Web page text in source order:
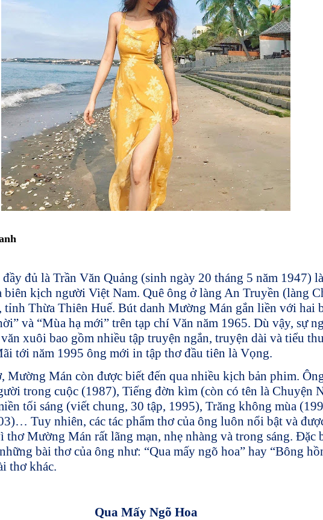
đủ là Trần Văn Quảng (sinh ngày 20 tháng 5 năm 1947)
biên kịch người Việt Nam. Quê ông ở làng An Truyền (làng
tỉnh Thừa Thiên Huế. Bút danh Mường Mán gắn liền với hai
và “Mùa hạ mới” trên tạp chí Văn năm 1965. Dù vậy, sự
xuôi bao gồm nhiều tập truyện ngắn, truyện dài và tiểu
tới năm 1995 ông mới in tập thơ đầu tiên là Vọng.
Mường Mán còn được biết đến qua nhiều kịch bản phim.
trong cuộc (1987), Tiếng đờn kìm (còn có tên là Chuyện
tối sáng (viết chung, 30 tập, 1995), Trăng không mùa
Tuy nhiên, các tác phẩm thơ của ông luôn nổi bật và
thơ Mường Mán rất lãng mạn, nhẹ nhàng và trong sáng. Đặc
bài thơ của ông như: “Qua mấy ngõ hoa” hay “Bông
thơ khác.
Qua Mấy Ngõ Hoa